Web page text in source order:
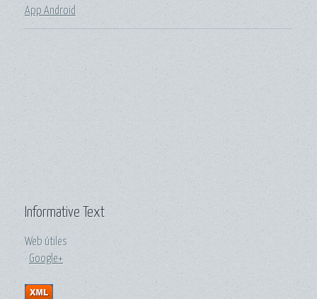
App Android
Informative Text
Web útiles
· Google+